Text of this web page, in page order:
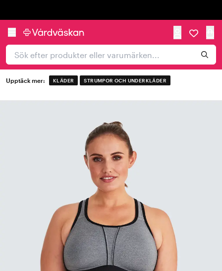
Upptäck mer: KLÄDER STRUMPOR OCH UNDERKLÄDER